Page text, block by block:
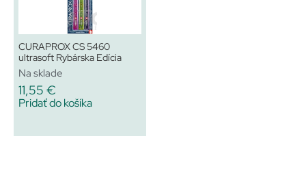
CURAPROX CS 5460
ultrasoft Rybárska Edícia
Na sklade
11,55 €
Pridať do košíka